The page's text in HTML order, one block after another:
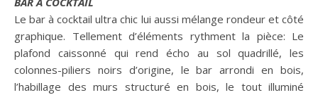
Le bar à cocktail ultra chic lui aussi mélange rondeur et côté
graphique. Tellement d’éléments rythment la pièce: Le
plafond caissonné qui rend écho au sol quadrillé, les
colonnes-piliers noirs d’origine, le bar arrondi en bois,
l’habillage des murs structuré en bois, le tout illuminé